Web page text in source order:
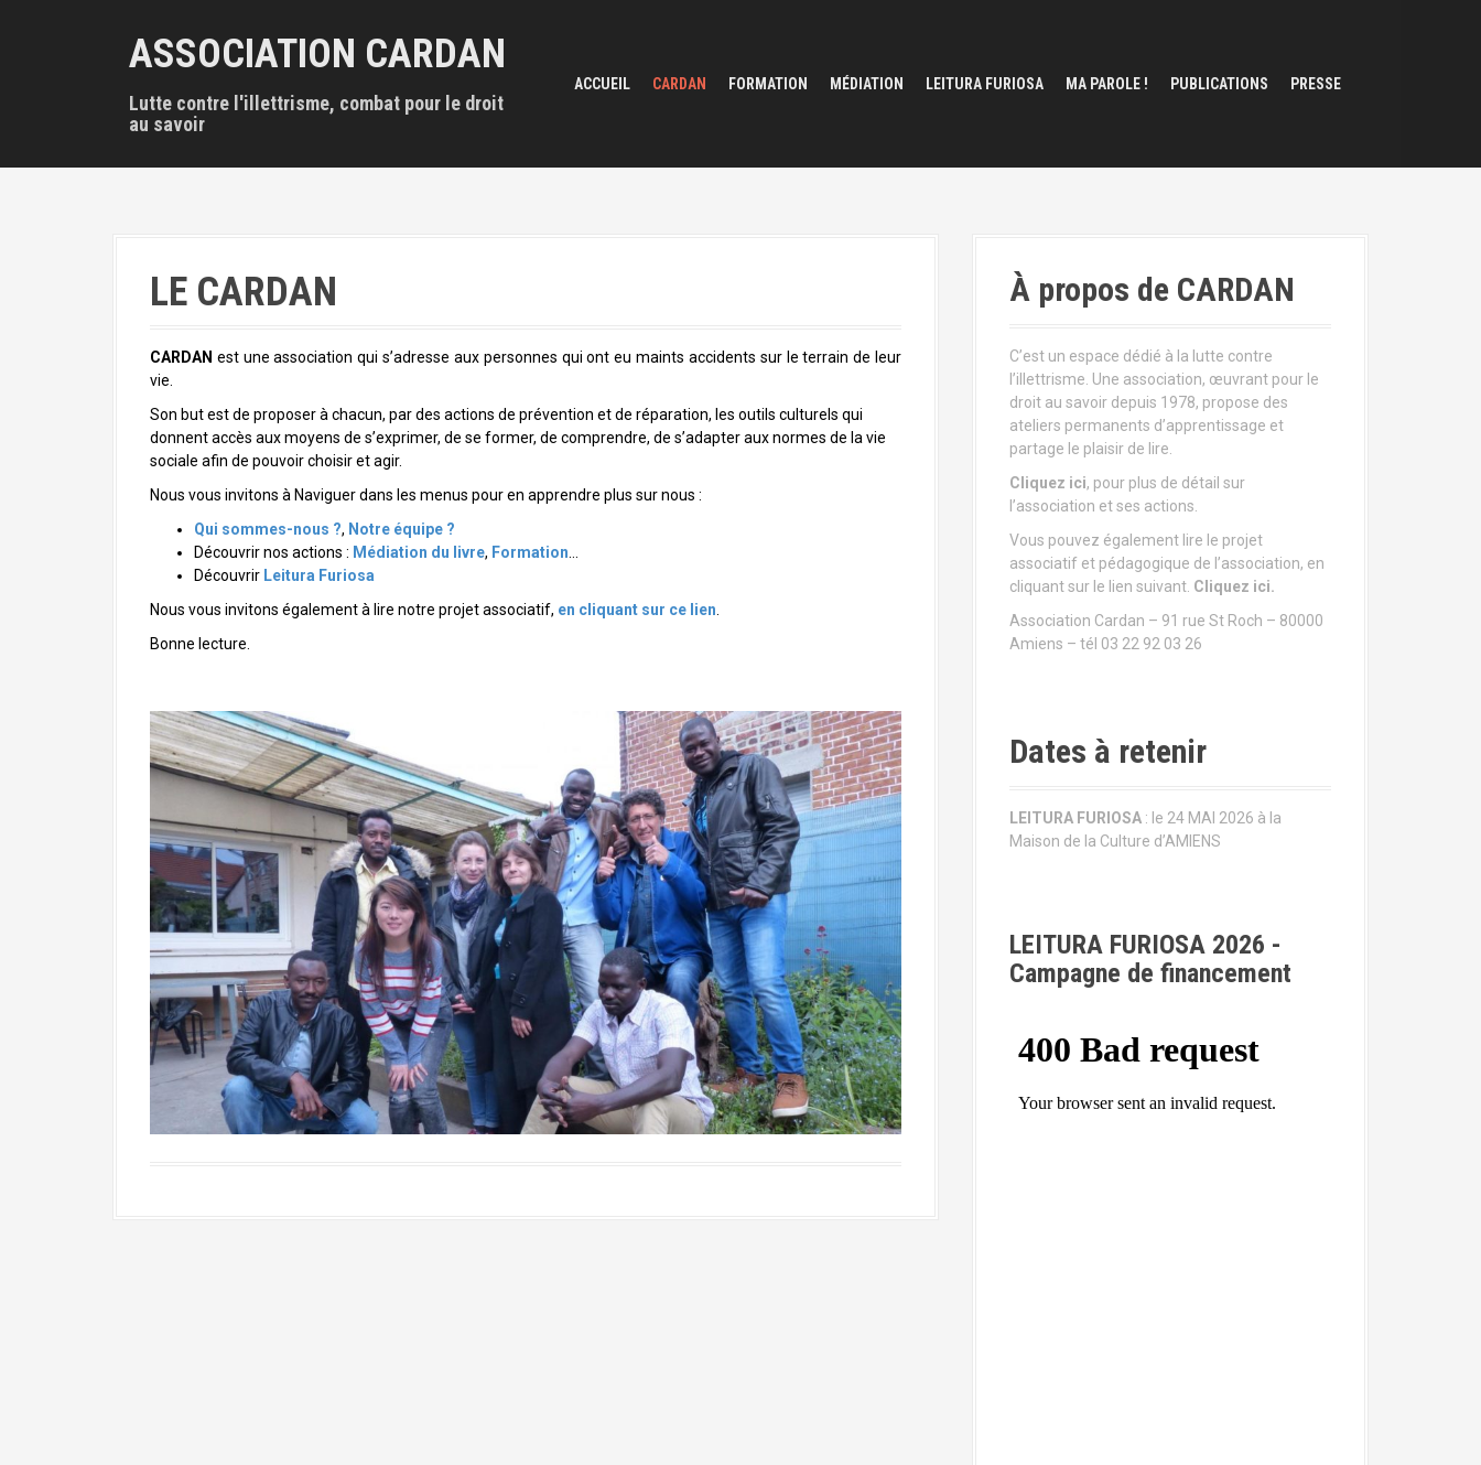
c
ASSOCIATION CARDAN
Lutte contre l'illettrisme, combat pour le droit
au savoir
ACCUEIL CARDAN FORMATION MÉDIATION LEITURA FURIOSA MA PAROLE ! PUBLICATIONS PRESSE
LE CARDAN
CARDAN est une association qui s’adresse aux personnes qui ont eu maints accidents sur le terrain de leur
vie.
Son but est de proposer à chacun, par des actions de prévention et de réparation, les outils culturels qui
donnent accès aux moyens de s’exprimer, de se former, de comprendre, de s’adapter aux normes de la vie
sociale afin de pouvoir choisir et agir.
Nous vous invitons à Naviguer dans les menus pour en apprendre plus sur nous :
Qui sommes-nous ?, Notre équipe ?
Découvrir nos actions : Médiation du livre, Formation
Découvrir Leitura Furiosa
Nous vous invitons également à lire notre projet associatif, en cliquant sur ce lien
Bonne lecture.
À propos de CARDAN
C’est un espace dédié à la lutte contre
l’illettrisme. Une association, œuvrant pour le
droit au savoir depuis 1978, propose des
ateliers permanents d’apprentissage et
partage le plaisir de lire.
Cliquez ici, pour plus de détail sur
l’association et ses actions.
Vous pouvez également lire le projet
associatif et pédagogique de l’association, en
cliquant sur le lien suivant. Cliquez ici.
Association Cardan – 91 rue St Roch – 80000
Amiens – tél 03 22 92 03 26
Dates à retenir
LEITURA FURIOSA : le 24 MAI 2026 à la
Maison de la Culture d’AMIENS
LEITURA FURIOSA 2026 -
Campagne de financement